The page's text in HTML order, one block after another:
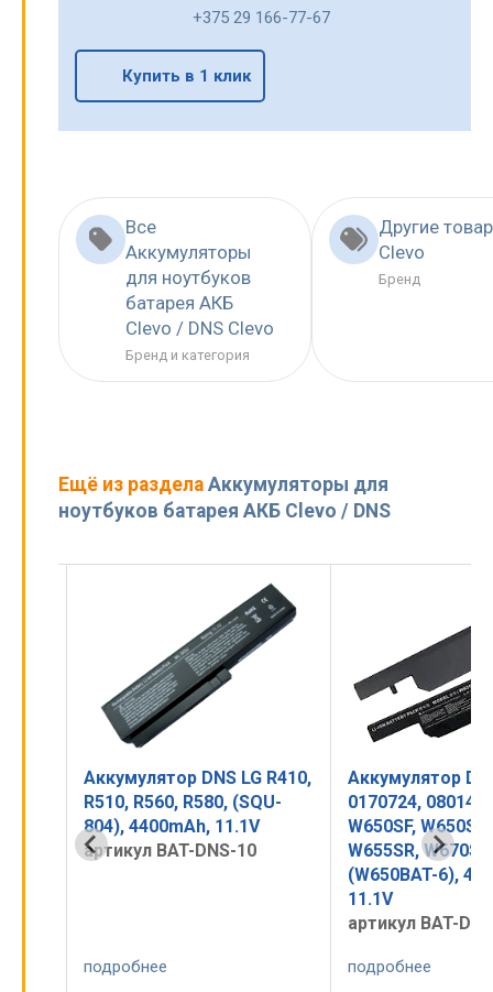
+375 29 166-77-67
Купить в 1 клик
Все
Аккумуляторы
для ноутбуков
батарея АКБ
Clevo / DNS Clevo
Бренд и категория
Другие
Clevo
Бренд
Ещё из раздела Аккумуляторы для
ноутбуков батарея АКБ Clevo / DNS
Аккумулятор DNS LG R410,
R510, R560, R580, (SQU-
804), 4400mAh, 11.1V
артикул BAT-DNS-10
подробнее
Аккумулятор
0170724,
W650SF,
W655SR,
(W650BAT-6),
11.1V
артикул BAT-
подробнее